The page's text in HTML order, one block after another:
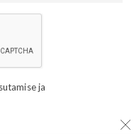
ja